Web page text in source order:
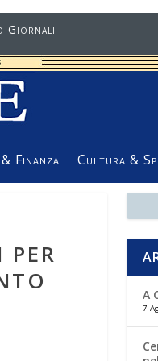
Giornali
Finanza Cultura &
A
7